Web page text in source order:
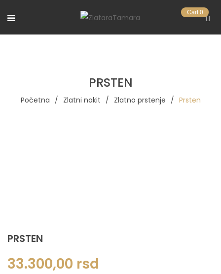
Cart 0
PRSTEN
Početna / Zlatni nakit / Zlatno prstenje / Prsten
PRSTEN
33.300,00 rsd